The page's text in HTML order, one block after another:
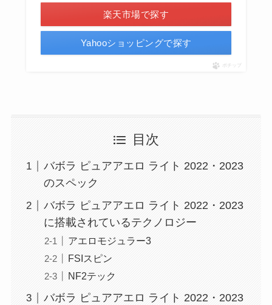
楽天市場で探す
Yahooショッピングで探す
ポチップ
目次
バボラ ピュアアエロ ライト 2022・2023
のスペック
バボラ ピュアアエロ ライト 2022・2023
に搭載されているテクノロジー
アエロモジュラー3
FSIスピン
NF2テック
バボラ ピュアアエロ ライト 2022・2023